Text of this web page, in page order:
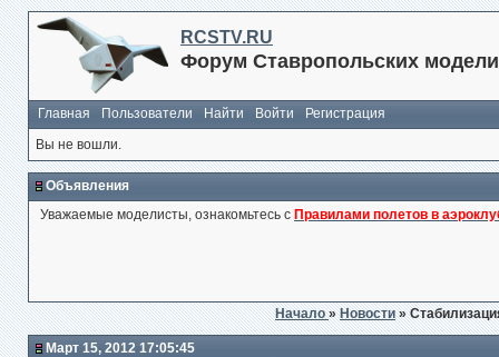
RCSTV.RU
Форум Ставропольских
Главная Пользователи Найти Войти
Регистрация
Вы не вошли.
Объявления
Уважаемые моделисты, ознакомьтесь с Правилами полетов в
Начало»Новости »
Март 15, 2012 17:05:45